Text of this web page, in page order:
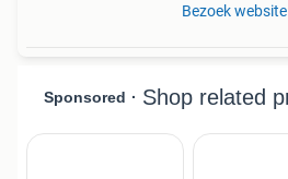
Bezoek website